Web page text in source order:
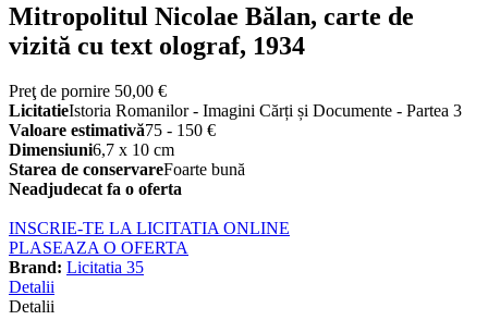
Mitropolitul Nicolae Bălan, carte de
vizită cu text olograf, 1934
Preţ de pornire 50,00 €
LicitatieIstoria Romanilor - Imagini Cărți și Documente - Partea 3
Valoare estimativă75 - 150 €
Dimensiuni6,7 x 10 cm
Starea de conservareFoarte bună
Neadjudecat fa o oferta
INSCRIE-TE LA LICITATIA ONLINE
PLASEAZA O OFERTA
Brand: Licitatia 35
Detalii
Detalii